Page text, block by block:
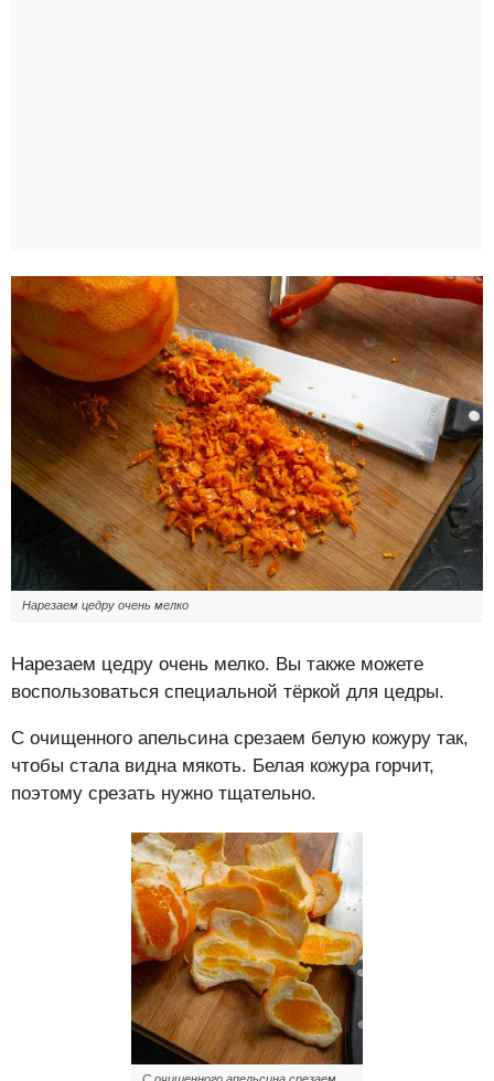
Нарезаем цедру очень мелко
Нарезаем цедру очень мелко. Вы также можете
воспользоваться специальной тёркой для цедры.
С очищенного апельсина срезаем белую кожуру так,
чтобы стала видна мякоть. Белая кожура горчит,
поэтому срезать нужно тщательно.